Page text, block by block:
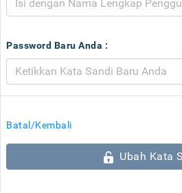
Password Baru Anda :
Batal/Kembali
Ubah Kata